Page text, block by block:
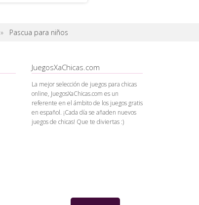
» Pascua para niños
JuegosXaChicas.com
La mejor selección de juegos para chicas
online, JuegosXaChicas.com es un
referente en el ámbito de los juegos gratis
en español. ¡Cada día se añaden nuevos
juegos de chicas! Que te diviertas :)